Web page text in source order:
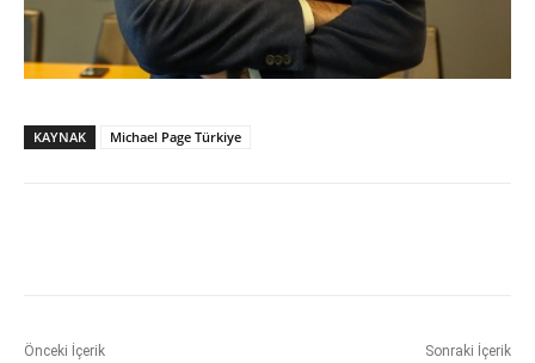
KAYNAK Michael Page Türkiye
Önceki İçerik Sonraki İçerik